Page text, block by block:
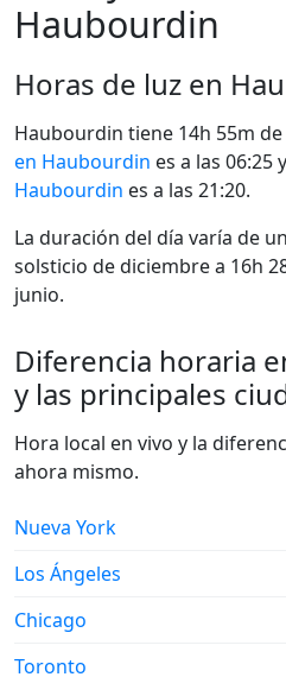
Haubourdin
Horas de luz en
Haubourdin tiene 14h 55m
en Haubourdin es a las 06:25
Haubourdin es a las 21:20.
La duración del día varía de
solsticio de diciembre a 16h
junio.
Diferencia horaria
y las principales
Hora local en vivo y la
ahora mismo.
Nueva York
Los Ángeles
Chicago
Toronto